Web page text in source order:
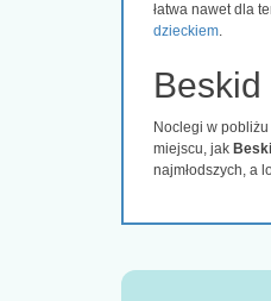
łatwa nawet dla
dzieckiem.
Noclegi w
miejscu, jak
najmłodszych, a